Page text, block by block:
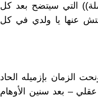
التي سيتضح بعد كل
عنها يا ولدي في كل
الزمان بإزميله الحاد
– بعد سنين الأوهام